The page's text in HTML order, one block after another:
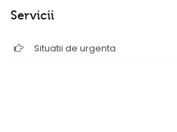
Servicii
Situatii de urgenta